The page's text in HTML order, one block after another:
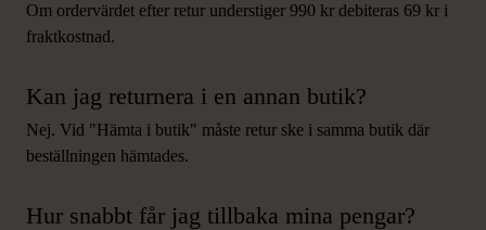
Om ordervärdet efter retur understiger 990 kr debiteras 69 kr i
fraktkostnad.
Kan jag returnera i en annan butik?
Nej. Vid "Hämta i butik" måste retur ske i samma butik där
beställningen hämtades.
Hur snabbt får jag tillbaka mina pengar?